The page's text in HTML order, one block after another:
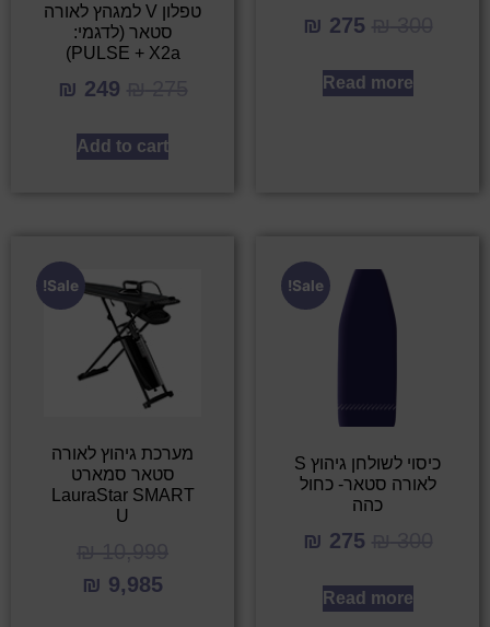
₪ 275
Read more
טפלון V למגהץ לאורה
סטאר (לדגמי:
PULSE + X2a)
₪ 249
Add to cart
Sale!
כיסוי לשולחן גיהוץ S
לאורה סטאר- כחול
כהה
₪ 275
Read more
Sale!
מערכת גיהוץ לאורה
סטאר סמארט
LauraStar SMART
U
₪ 9,985